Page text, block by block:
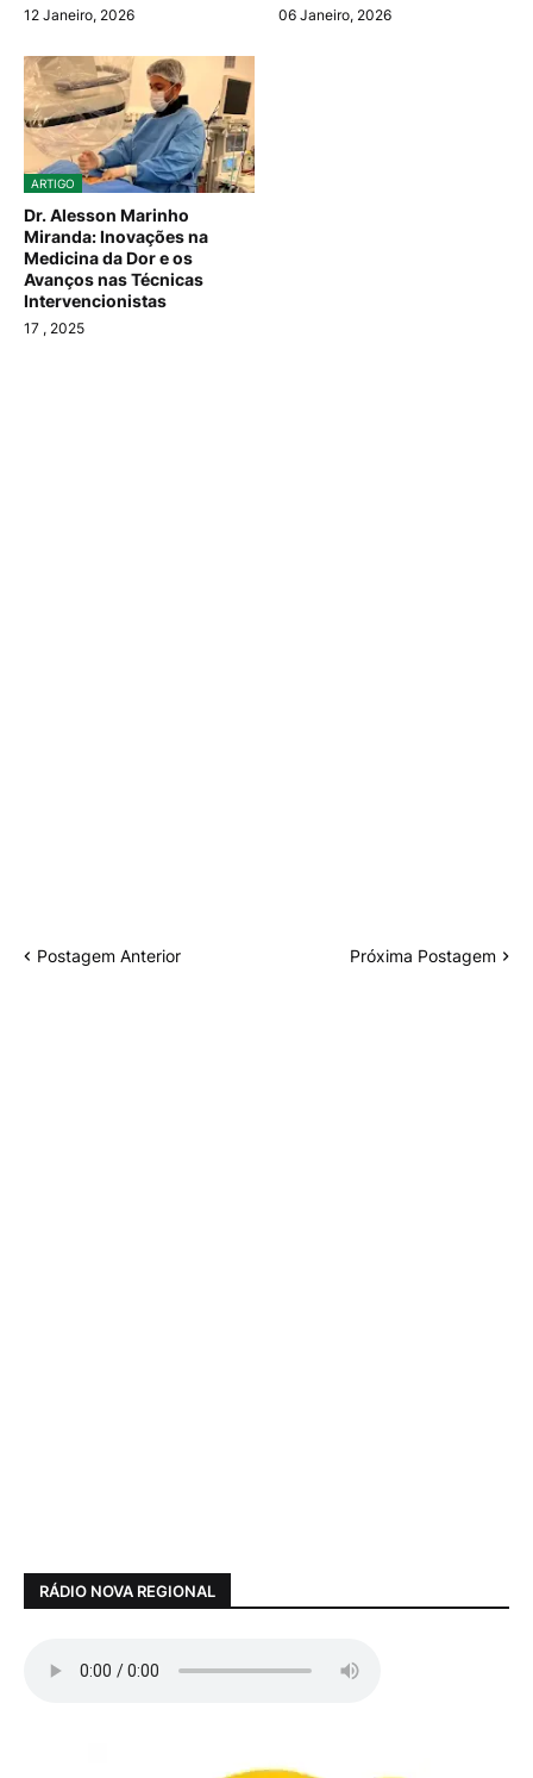
12 Janeiro, 2026 06 Janeiro, 2026
ARTIGO
Dr. Alesson Marinho
Miranda: Inovações na
Medicina da Dor e os
Avanços nas Técnicas
Intervencionistas
17 , 2025
Postagem Anterior Próxima Postagem
RÁDIO NOVA REGIONAL